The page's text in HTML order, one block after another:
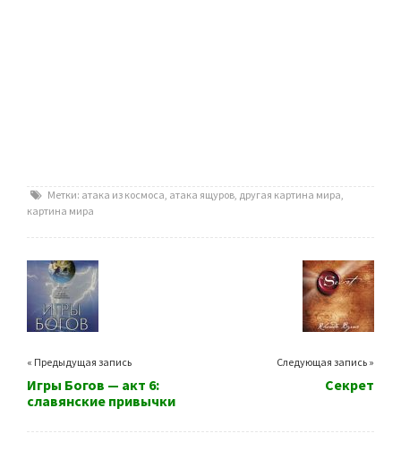
Метки: атака из космоса атака ящуров другая картина мира
картина мира
« Предыдущая запись
Игры Богов — акт 6:
славянские привычки
Следующая запись »
Секрет